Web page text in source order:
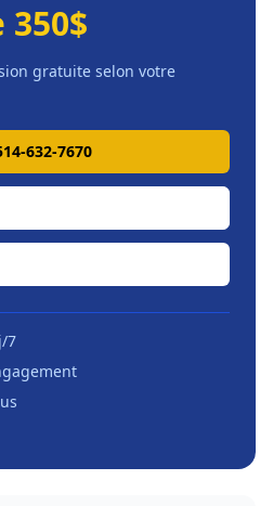
gratuite selon votre
632-7670
7